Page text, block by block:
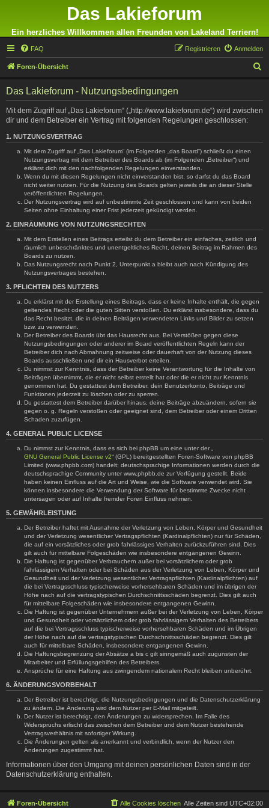
Das Lakieforum
Ein herzliches Willkommen allen Freunden von Lakeland Terriern!
FAQ Anmelden
Registrieren
Foren-Übersicht
Das Lakieforum - Nutzungsbedingungen
Mit dem Zugriff auf „Das Lakieforum“ („http://www.lakieforum.de“) wird zwischen
dir und dem Betreiber ein Vertrag mit folgenden Regelungen geschlossen:
1. NUTZUNGSVERTRAG
Mit dem Zugriff auf „Das Lakieforum“ (im Folgenden „das Board“) schließt du einen
Nutzungsvertrag mit dem Betreiber des Boards ab (im Folgenden „Betreiber“) und
erklärst dich mit den nachfolgenden Regelungen einverstanden.
Wenn du mit diesen Regelungen nicht einverstanden bist, so darfst du das Board
nicht weiter nutzen. Für die Nutzung des Boards gelten jeweils die an dieser Stelle
veröffentlichten Regelungen.
Der Nutzungsvertrag wird auf unbestimmte Zeit geschlossen und kann von beiden
Seiten ohne Einhaltung einer Frist jederzeit gekündigt werden.
2. EINRÄUMUNG VON NUTZUNGSRECHTEN
Mit dem Erstellen eines Beitrags erteilst du dem Betreiber ein einfaches, zeitlich und
räumlich unbeschränktes und unentgeltliches Recht, deinen Beitrag im Rahmen des
Boards zu nutzen.
Das Nutzungsrecht nach Punkt 2, Unterpunkt a bleibt auch nach Kündigung des
Nutzungsvertrages bestehen.
3. PFLICHTEN DES NUTZERS
Du erklärst mit der Erstellung eines Beitrags, dass er keine Inhalte enthält, die gegen
geltendes Recht oder die guten Sitten verstoßen. Du erklärst insbesondere, dass du
das Recht besitzt, die in deinen Beiträgen verwendeten Links und Bilder zu setzen
bzw. zu verwenden.
Der Betreiber des Boards übt das Hausrecht aus. Bei Verstößen gegen diese
Nutzungsbedingungen oder anderer im Board veröffentlichten Regeln kann der
Betreiber dich nach Abmahnung zeitweise oder dauerhaft von der Nutzung dieses
Boards ausschließen und dir ein Hausverbot erteilen.
Du nimmst zur Kenntnis, dass der Betreiber keine Verantwortung für die Inhalte von
Beiträgen übernimmt, die er nicht selbst erstellt hat oder die er nicht zur Kenntnis
genommen hat. Du gestattest dem Betreiber, dein Benutzerkonto, Beiträge und
Funktionen jederzeit zu löschen oder zu sperren.
Du gestattest dem Betreiber darüber hinaus, deine Beiträge abzuändern, sofern sie
gegen o. g. Regeln verstoßen oder geeignet sind, dem Betreiber oder einem Dritten
Schaden zuzufügen.
4. GENERAL PUBLIC LICENSE
Du nimmst zur Kenntnis, dass es sich bei phpBB um eine unter der „
GNU General Public License v2“ (GPL) bereitgestellten Foren-Software von phpBB
Limited (www.phpbb.com) handelt; deutschsprachige Informationen werden durch die
deutschsprachige Community unter www.phpbb.de zur Verfügung gestellt. Beide
haben keinen Einfluss auf die Art und Weise, wie die Software verwendet wird. Sie
können insbesondere die Verwendung der Software für bestimmte Zwecke nicht
untersagen oder auf Inhalte fremder Foren Einfluss nehmen.
5. GEWÄHRLEISTUNG
Der Betreiber haftet mit Ausnahme der Verletzung von Leben, Körper und Gesundheit
und der Verletzung wesentlicher Vertragspflichten (Kardinalpflichten) nur für Schäden,
die auf ein vorsätzliches oder grob fahrlässiges Verhalten zurückzuführen sind. Dies
gilt auch für mittelbare Folgeschäden wie insbesondere entgangenen Gewinn.
Die Haftung ist gegenüber Verbrauchern außer bei vorsätzlichem oder grob
fahrlässigem Verhalten oder bei Schäden aus der Verletzung von Leben, Körper und
Gesundheit und der Verletzung wesentlicher Vertragspflichten (Kardinalpflichten) auf
die bei Vertragsschluss typischerweise vorhersehbaren Schäden und im übrigen der
Höhe nach auf die vertragstypischen Durchschnittsschäden begrenzt. Dies gilt auch
für mittelbare Folgeschäden wie insbesondere entgangenen Gewinn.
Die Haftung ist gegenüber Unternehmern außer bei der Verletzung von Leben, Körper
und Gesundheit oder vorsätzlichem oder grob fahrlässigem Verhalten des Betreibers
auf die bei Vertragsschluss typischerweise vorhersehbaren Schäden und im Übrigen
der Höhe nach auf die vertragstypischen Durchschnittsschäden begrenzt. Dies gilt
auch für mittelbare Schäden, insbesondere entgangenen Gewinn.
Die Haftungsbegrenzung der Absätze a bis c gilt sinngemäß auch zugunsten der
Mitarbeiter und Erfüllungsgehilfen des Betreibers.
Ansprüche für eine Haftung aus zwingendem nationalem Recht bleiben unberührt.
6. ÄNDERUNGSVORBEHALT
Der Betreiber ist berechtigt, die Nutzungsbedingungen und die Datenschutzerklärung
zu ändern. Die Änderung wird dem Nutzer per E-Mail mitgeteilt.
Der Nutzer ist berechtigt, den Änderungen zu widersprechen. Im Falle des
Widerspruchs erlischt das zwischen dem Betreiber und dem Nutzer bestehende
Vertragsverhältnis mit sofortiger Wirkung.
Die Änderungen gelten als anerkannt und verbindlich, wenn der Nutzer den
Änderungen zugestimmt hat.
Informationen über den Umgang mit deinen persönlichen Daten sind in der
Datenschutzerklärung enthalten.
Foren-Übersicht Alle Zeiten sind UTC+02:00
Alle Cookies löschen